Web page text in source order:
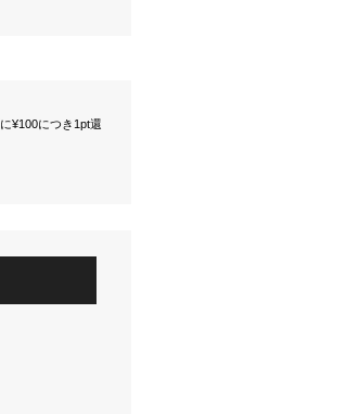
¥100につき1pt還